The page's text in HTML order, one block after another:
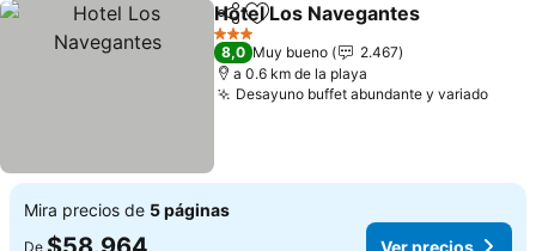
CompartirAgregar a favoritos
Hotel Los Navegantes
3 Estrellas
8,0 Muy bueno
2.467
a 0.6 km de la playa
Desayuno buffet abundante y variadoVer
Mira precios de 5 páginas
De Ver precios